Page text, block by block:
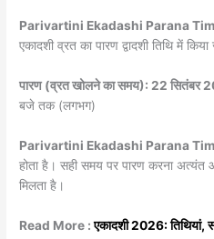
Parivartini Ekadashi Parana
एकादशी व्रत का पारण द्वादशी तिथि में किया
पारण (व्रत खोलने का समय): 22 सितंबर
बजे तक (लगभग)
Parivartini Ekadashi Parana
होता है। सही समय पर पारण करना
मिलता है।
Read More :एकादशी 2026: तिथियां,